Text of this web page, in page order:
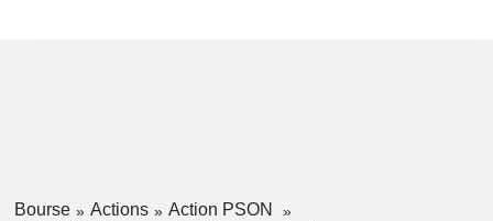
Bourse Actions
Action PSON